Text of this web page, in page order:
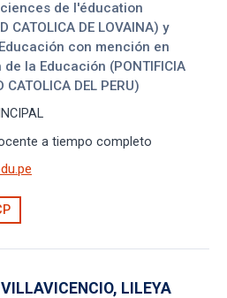
de l'éducation
CATOLICA DE LOVAINA) y
con mención en
la Educación (PONTIFICIA
CATOLICA DEL PERU)
a tiempo completo
LILEYA